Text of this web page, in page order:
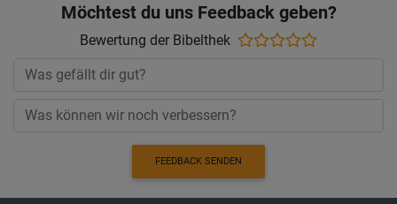
Möchtest du uns Feedback geben?
Bewertung der Bibelthek
FEEDBACK SENDEN